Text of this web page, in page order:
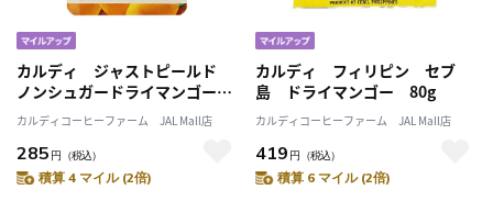
カルディ ジャストピールド
ノンシュガードライマンゴー
40g
カルディコーヒーファーム JAL Mall店
285 円 （税込）
積算 4 マイル (2倍)
カルディ フィリピン セブ
島 ドライマンゴー 80g
カルディコーヒーファーム JAL Mall店
419 円 （税込）
積算 6 マイル (2倍)